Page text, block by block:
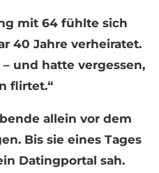
mit 64 fühlte sich
40 Jahre verheiratet.
und hatte vergessen,
flirtet.“
allein vor dem
Bis sie eines Tages
Datingportal sah.